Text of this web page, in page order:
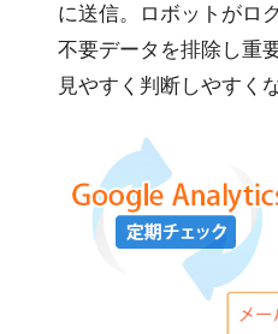
に送信。ロボットがロ
不要データを排除し重
見やすく判断しやすく